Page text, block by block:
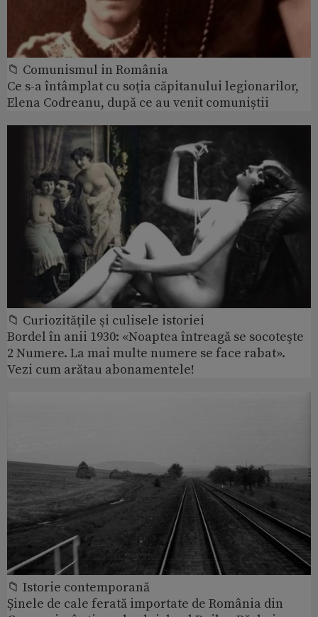
📁 Comunismul in România
Ce s-a întâmplat cu soţia căpitanului legionarilor,
Elena Codreanu, după ce au venit comuniștii
📁 Curiozităţile şi culisele istoriei
Bordel în anii 1930: «Noaptea întreagă se socoteşte
2 Numere. La mai multe numere se face rabat».
Vezi cum arătau abonamentele!
📁 Istorie contemporană
Șinele de cale ferată importate de România din